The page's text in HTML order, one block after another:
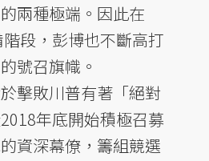
兩種極端。因此在
段，彭博也不斷高打
號召旗幟。
擊敗川普有著「絕對
年底開始積極召募
資深幕僚，籌組競選